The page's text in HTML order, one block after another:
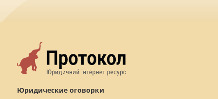
Юридические оговорки